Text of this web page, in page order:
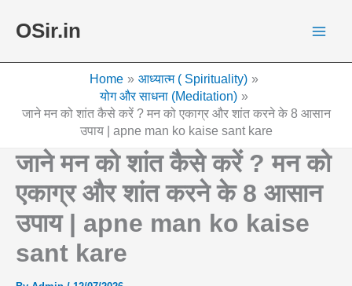
OSir.in
Home
आध्यात्म ( Spirituality)
योग और साधना (Meditation)
जाने मन को शांत कैसे करें ? मन को एकाग्र और शांत करने के 8 आसान
उपाय | apne man ko kaise sant kare
जाने मन को शांत कैसे करें ? मन को
एकाग्र और शांत करने के 8 आसान
उपाय | apne man ko kaise
sant kare